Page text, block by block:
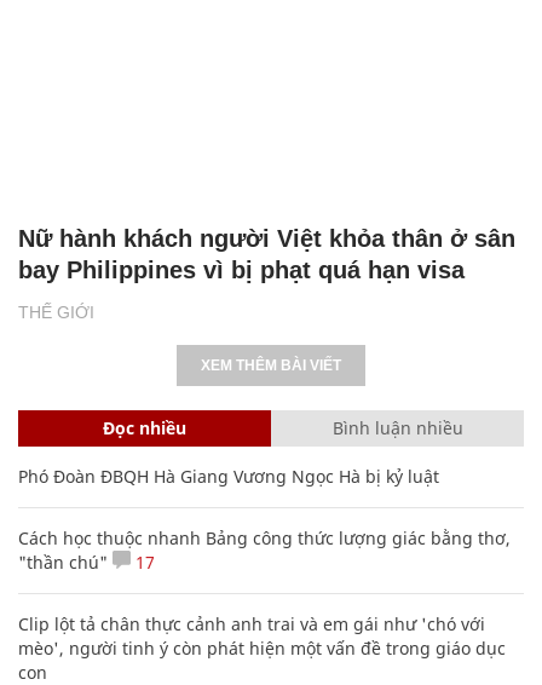
THẾ GIỚI
Nữ hành khách người Việt khỏa thân ở sân
bay Philippines vì bị phạt quá hạn visa
XEM THÊM BÀI VIẾT
Đọc nhiều Bình luận nhiều
Phó Đoàn ĐBQH Hà Giang Vương Ngọc Hà bị kỷ luật
Cách học thuộc nhanh Bảng công thức lượng giác bằng thơ,
"thần chú"
17
Clip lột tả chân thực cảnh anh trai và em gái như 'chó với
mèo', người tinh ý còn phát hiện một vấn đề trong giáo dục
con